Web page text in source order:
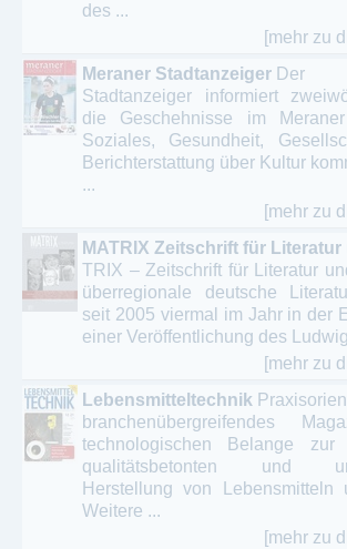
des ...
[mehr zu
Meraner Stadtanzeiger Der
Stadtanzeiger informiert
die Geschehnisse im
Soziales, Gesundheit,
Berichterstattung über Kultur
...
[mehr zu
MATRIX Zeitschrift für
TRIX – Zeitschrift für Literatur
überregionale deutsche
seit 2005 viermal im Jahr in der
einer Veröffentlichung des
[mehr zu
Lebensmitteltechnik
branchenübergreifendes
technologischen Belange zur
qualitätsbetonten und
Herstellung von Lebensmitteln
Weitere ...
[mehr zu